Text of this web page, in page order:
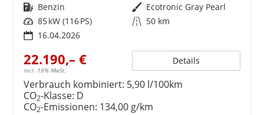
Kraftstoff Benzin Außenfarbe Ecotronic Gray Pearl
Leistung 85 kW (116 PS) Kilometerstand 50 km
16.04.2026
22.190,– €
incl. 19% MwSt.
Details
Verbrauch kombiniert: 5,90 l/100km
CO2-Klasse: D
CO2-Emissionen: 134,00 g/km